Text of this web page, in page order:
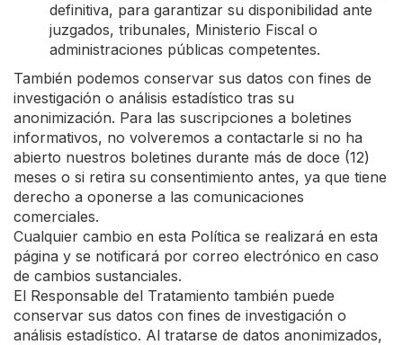
definitiva, para garantizar su disponibilidad ante
juzgados, tribunales, Ministerio Fiscal o
administraciones públicas competentes.
También podemos conservar sus datos con fines de
investigación o análisis estadístico tras su
anonimización. Para las suscripciones a boletines
informativos, no volveremos a contactarle si no ha
abierto nuestros boletines durante más de doce (12)
meses o si retira su consentimiento antes, ya que tiene
derecho a oponerse a las comunicaciones
comerciales.
Cualquier cambio en esta Política se realizará en esta
página y se notificará por correo electrónico en caso
de cambios sustanciales.
El Responsable del Tratamiento también puede
conservar sus datos con fines de investigación o
análisis estadístico. Al tratarse de datos anonimizados,